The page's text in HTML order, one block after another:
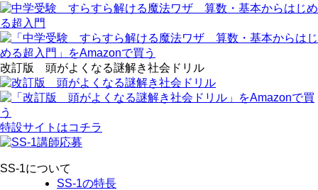
改訂版 頭がよくなる謎解き社会ドリル
特設サイトはコチラ
SS-1について
SS-1の特長